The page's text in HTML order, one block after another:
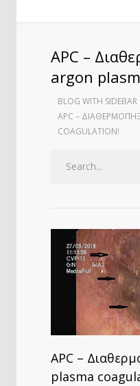
APC –
argon
BLOG WITH SIDEBAR
APC –
COAGULATION!
APC –
plasma